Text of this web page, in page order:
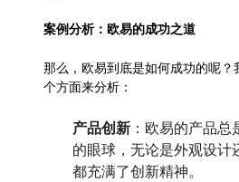
案例分析：欧易的成功之道
那么，欧易到底是如何成功的呢？
个方面来分析：
产品创新 ：欧易的产品
的眼球，无论是外观设计
都充满了创新精神。